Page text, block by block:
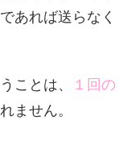
あれば送らなく
ことは、
１回の
ません。